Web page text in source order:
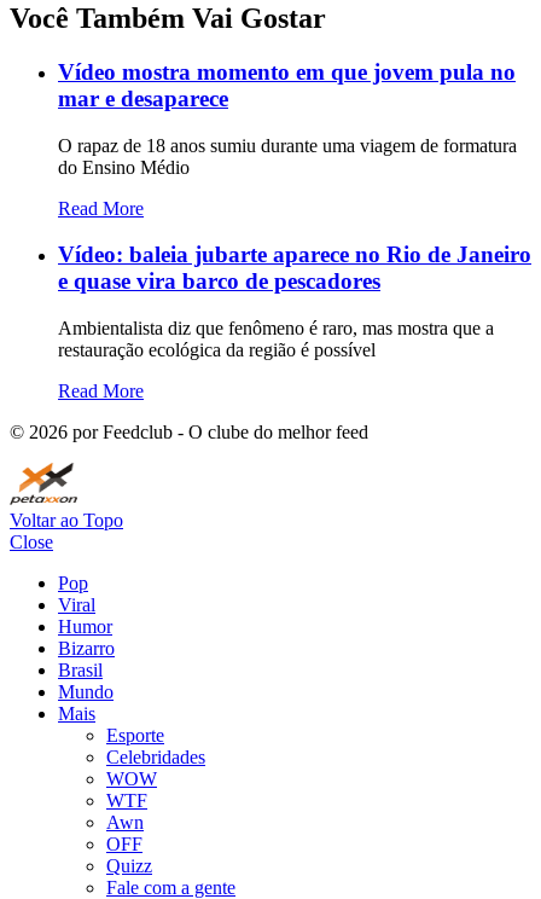
Você Também Vai Gostar
Vídeo mostra momento em que jovem pula no
mar e desaparece
O rapaz de 18 anos sumiu durante uma viagem de formatura
do Ensino Médio
Read More
Vídeo: baleia jubarte aparece no Rio de Janeiro
e quase vira barco de pescadores
Ambientalista diz que fenômeno é raro, mas mostra que a
restauração ecológica da região é possível
Read More
© 2026 por Feedclub - O clube do melhor feed
Voltar ao Topo
Close
Pop
Viral
Humor
Bizarro
Brasil
Mundo
Mais
Esporte
Celebridades
WOW
WTF
Awn
OFF
Quizz
Fale com a gente